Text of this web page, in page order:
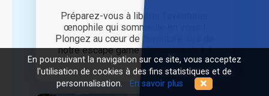
Préparez-vous à libérer l'aventurier
œnophile qui sommeille en vous !
Plongez au cœur de l'aventure lors de
notre escape game : "Les clés de [...]
En poursuivant la navigation sur ce site, vous acceptez
l'utilisation de cookies à des fins statistiques et de
personnalisation.
En savoir plus